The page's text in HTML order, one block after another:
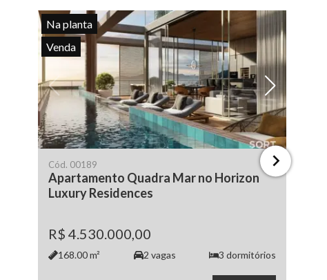
Ver todas as fotos
Na planta
Venda
Cód. 00189
Apartamento Quadra Mar no Horizon
Luxury Residences
R$ 4.530.000,00
168.00m² 2 vagas 3 dormitórios